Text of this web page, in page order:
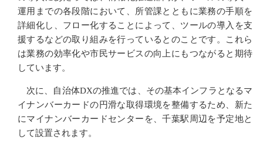
運用までの各段階において、所管課とともに業務の手順を
詳細化し、フロー化することによって、ツールの導入を支
援するなどの取り組みを行っているとのことです。これら
は業務の効率化や市民サービスの向上にもつながると期待
しています。
次に、自治体DXの推進では、その基本インフラとなるマ
イナンバーカードの円滑な取得環境を整備するため、新た
にマイナンバーカードセンターを、千葉駅周辺を予定地と
して設置されます。